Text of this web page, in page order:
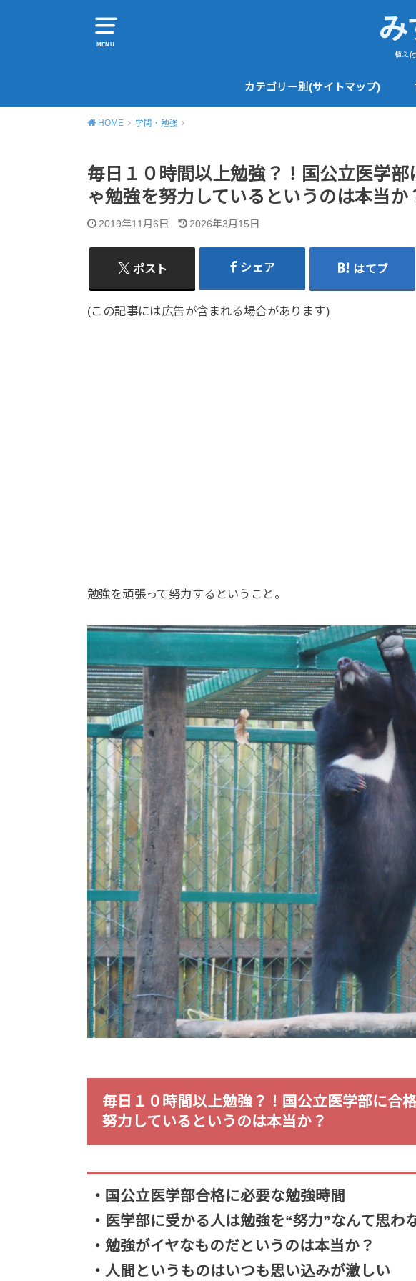
MENU み
植え
カテゴリー別(サイトマップ)
HOME 学問・勉強
毎日１０時間以上勉強？！国公立医学
ゃ勉強を努力しているというのは本当か
2019年11月6日 2026年3月15日
ポスト シェア はてブ
(この記事には広告が含まれる場合があります)
勉強を頑張って努力するということ。
毎日１０時間以上勉強？！国公立医学部に合
努力しているというのは本当か？
・国公立医学部合格に必要な勉強時間
・医学部に受かる人は勉強を“努力”なんて思わ
・勉強がイヤなものだというのは本当か？
・人間というものはいつも思い込みが激しい